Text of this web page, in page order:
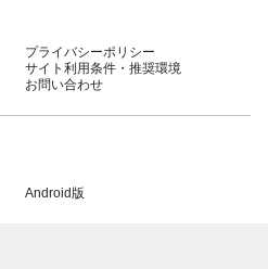
プライバシーポリシー
サイト利用条件・推奨環境
お問い合わせ
Android版